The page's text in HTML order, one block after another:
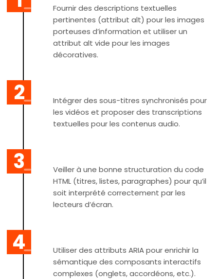
Fournir des descriptions textuelles
pertinentes (attribut alt) pour les images
porteuses d’information et utiliser un
attribut alt vide pour les images
décoratives.
Intégrer des sous-titres synchronisés pour
les vidéos et proposer des transcriptions
textuelles pour les contenus audio.
Veiller à une bonne structuration du code
HTML (titres, listes, paragraphes) pour qu’il
soit interprété correctement par les
lecteurs d’écran.
Utiliser des attributs ARIA pour enrichir la
sémantique des composants interactifs
complexes (onglets, accordéons, etc.).